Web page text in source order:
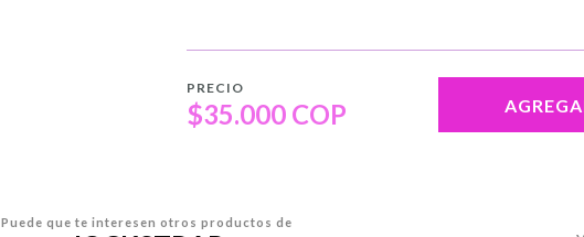
PRECIO
$35.000 COP
Puede que te interesen otros productos de